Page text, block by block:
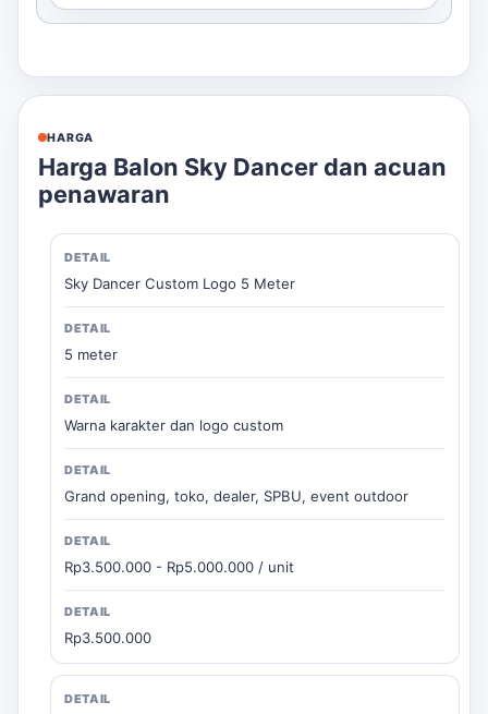
HARGA
Harga Balon Sky Dancer dan acuan
penawaran
Sky Dancer Custom Logo 5 Meter
5 meter
Warna karakter dan logo custom
Grand opening, toko, dealer, SPBU, event outdoor
Rp3.500.000 - Rp5.000.000 / unit
Rp3.500.000